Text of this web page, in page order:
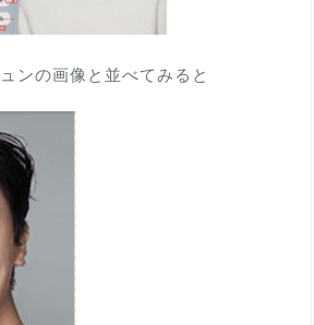
ンの画像と並べてみると